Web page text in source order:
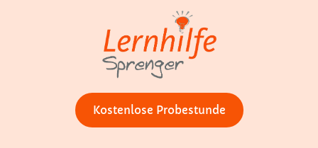
Kostenlose Probestunde